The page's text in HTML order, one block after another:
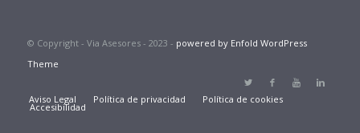
© Copyright - Via Asesores - 2023 - powered by Enfold WordPress
Theme
Aviso Legal Política de privacidad Política de cookies
Accesibilidad